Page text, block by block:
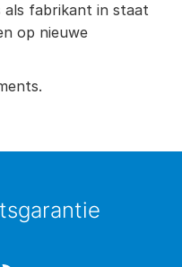
als fabrikant in staat
op nieuwe